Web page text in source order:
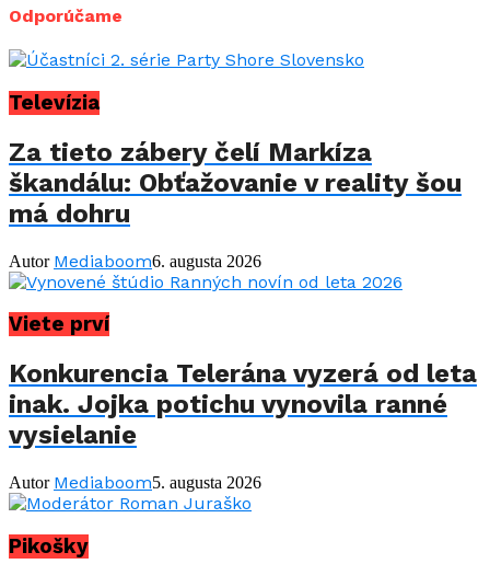
Odporúčame
Televízia
Za tieto zábery čelí Markíza
škandálu: Obťažovanie v reality šou
má dohru
Autor Mediaboom6. augusta 2026
Viete prví
Konkurencia Telerána vyzerá od leta
inak. Jojka potichu vynovila ranné
vysielanie
Autor Mediaboom5. augusta 2026
Pikošky